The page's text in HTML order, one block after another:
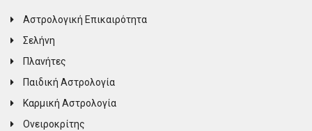
Αστρολογική Επικαιρότητα
Σελήνη
Πλανήτες
Παιδική Αστρολογία
Καρμική Αστρολογία
Ονειροκρίτης